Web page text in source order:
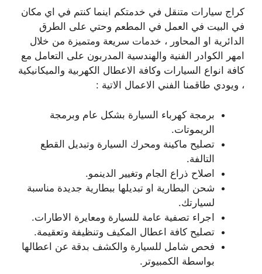
كراج سيارات متنقل في خدمتكم اينما كنتم في اي مكان
في البيت في العمل في المطعم وحتي على الطرق
الدائرية او المحاور ، خدمات سريعة ومتميزة من خلال
امهر الكوادر الفنية والهندسية المدربون على التعامل مع
كافة انواع السيارات وكافة الاعطال الكهربية والميكانيكية
، ويودي طاقمنا الفني الاعمال الاتية :
برمجة كهرباء السيارة بشكل عام وبرمجة
الريموتات.
تصليح ماكينة ومحرك السيارة وتبديل القطع
التالفة.
اصلاح ذراع الجام وتغيير الدينمو.
شحن البطارية او تبديلها ببطارية جديدة مناسبة
لسيارتك.
اجراء تصفية عامة للسيارة ومعايرة الاطارات.
تصليح كافة اعطال المكيف وتنظيفة وتعقيمة.
فحص شامل للسيارة والكشف بدقة عن اعطالها
بواسطة الكمبيوتر.